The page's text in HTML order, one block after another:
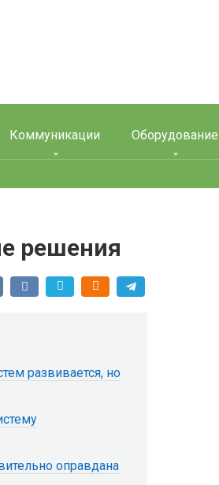
Коммуникации Оборудование
решения
развивается, но
оправдана